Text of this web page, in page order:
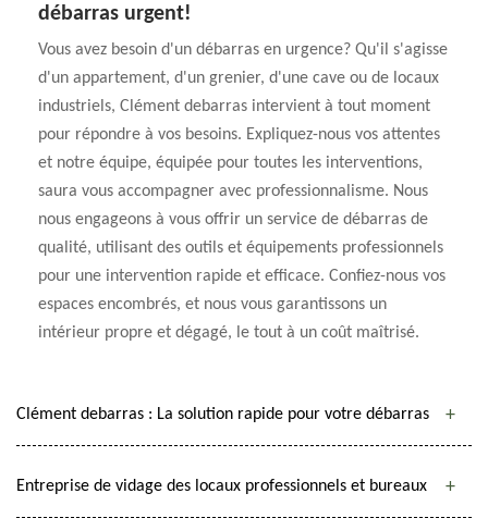
débarras urgent!
Vous avez besoin d'un débarras en urgence? Qu'il s'agisse
d'un appartement, d'un grenier, d'une cave ou de locaux
industriels, Clément debarras intervient à tout moment
pour répondre à vos besoins. Expliquez-nous vos attentes
et notre équipe, équipée pour toutes les interventions,
saura vous accompagner avec professionnalisme. Nous
nous engageons à vous offrir un service de débarras de
qualité, utilisant des outils et équipements professionnels
pour une intervention rapide et efficace. Confiez-nous vos
espaces encombrés, et nous vous garantissons un
intérieur propre et dégagé, le tout à un coût maîtrisé.
Clément debarras : La solution rapide pour votre débarras
Entreprise de vidage des locaux professionnels et bureaux